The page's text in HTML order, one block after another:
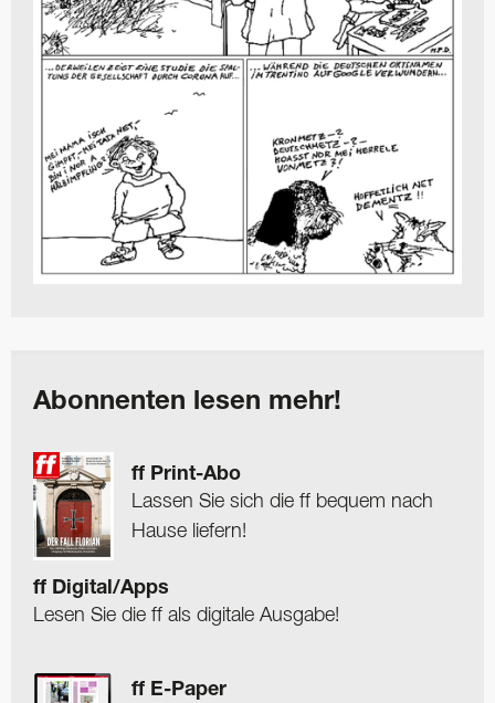
Abonnenten lesen mehr!
ff Print-Abo
Lassen Sie sich die ff bequem nach
Hause liefern!
ff Digital/Apps
Lesen Sie die ff als digitale Ausgabe!
ff E-Paper